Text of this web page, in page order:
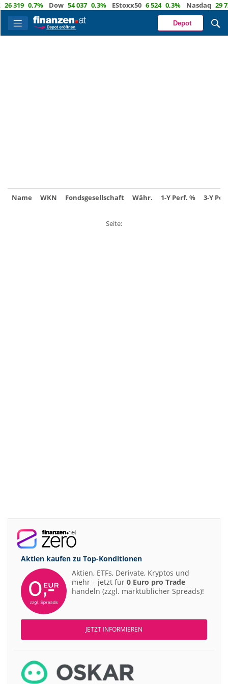
26 319 0,7% Dow 54 037 0,3% EStoxx50 6 524 0,3% Nasdaq 29
Depot
Name WKN Fondsgesellschaft Währ. 1-Y Perf. % 3-Y
Seite:
Aktien kaufen zu Top-Konditionen
Aktien, ETFs, Derivate, Kryptos und
mehr – jetzt für 0 Euro pro Trade
handeln (zzgl. marktüblicher Spreads)!
JETZT INFORMIEREN